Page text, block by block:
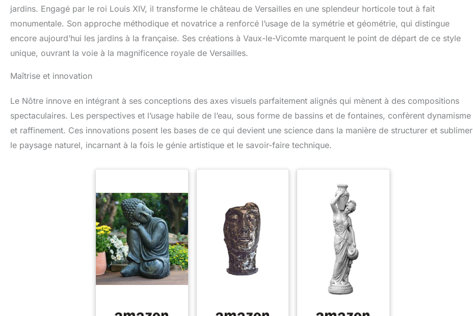
jardins. Engagé par le roi Louis XIV, il transforme le château de Versailles en une splendeur horticole tout à fait
monumentale. Son approche méthodique et novatrice a renforcé l’usage de la symétrie et géométrie, qui distingue
encore aujourd’hui les jardins à la française. Ses créations à Vaux-le-Vicomte marquent le point de départ de ce style
unique, ouvrant la voie à la magnificence royale de Versailles.
Maîtrise et innovation
Le Nôtre innove en intégrant à ses conceptions des axes visuels parfaitement alignés qui mènent à des compositions
spectaculaires. Les perspectives et l’usage habile de l’eau, sous forme de bassins et de fontaines, confèrent dynamisme
et raffinement. Ces innovations posent les bases de ce qui devient une science dans la manière de structurer et sublimer
le paysage naturel, incarnant à la fois le génie artistique et le savoir-faire technique.